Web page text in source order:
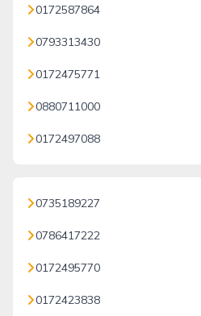
0172587864
0793313430
0172475771
0880711000
0172497088
0735189227
0786417222
0172495770
0172423838